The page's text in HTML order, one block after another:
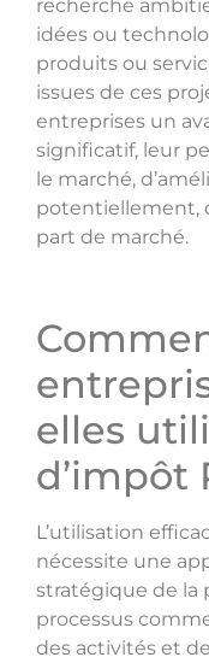
recherche
idées ou
produits ou
issues de ces
entreprises un
significatif, leur
le marché,
potentiellement,
part de marché.
elles
d’impôt
L’utilisation
nécessite une
stratégique de la
processus
des activités et